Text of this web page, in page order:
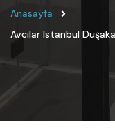
Anasayfa
Avcılar Istanbul